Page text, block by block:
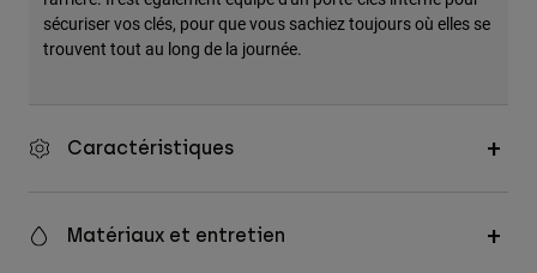
sécuriser vos clés, pour que vous sachiez toujours où elles se
trouvent tout au long de la journée.
Caractéristiques
Matériaux et entretien